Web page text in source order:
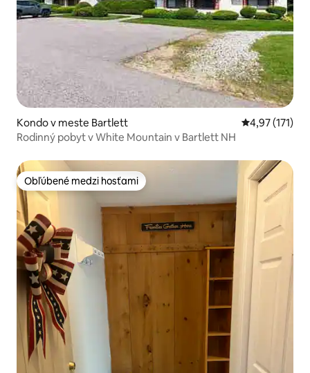
Kondo v meste Bartlett Priemerné
4,97 (171)
Rodinný pobyt v White Mountain v Bartlett NH
Obľúbené medzi hosťami
Obľúbené medzi hosťami